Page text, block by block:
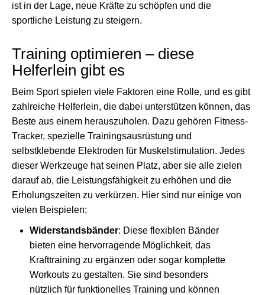
ist in der Lage, neue Kräfte zu schöpfen und die
sportliche Leistung zu steigern.
Training optimieren – diese
Helferlein gibt es
Beim Sport spielen viele Faktoren eine Rolle, und es gibt
zahlreiche Helferlein, die dabei unterstützen können, das
Beste aus einem herauszuholen. Dazu gehören Fitness-
Tracker, spezielle Trainingsausrüstung und
selbstklebende Elektroden für Muskelstimulation. Jedes
dieser Werkzeuge hat seinen Platz, aber sie alle zielen
darauf ab, die Leistungsfähigkeit zu erhöhen und die
Erholungszeiten zu verkürzen. Hier sind nur einige von
vielen Beispielen:
Widerstandsbänder: Diese flexiblen Bänder
bieten eine hervorragende Möglichkeit, das
Krafttraining zu ergänzen oder sogar komplette
Workouts zu gestalten. Sie sind besonders
nützlich für funktionelles Training und können